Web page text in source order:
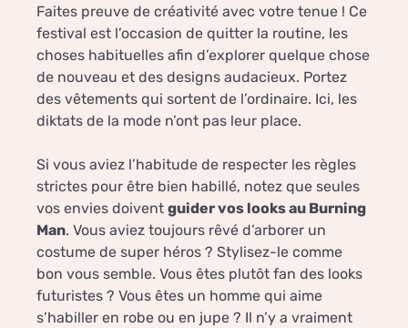
Faites preuve de créativité avec votre tenue ! Ce
festival est l’occasion de quitter la routine, les
choses habituelles afin d’explorer quelque chose
de nouveau et des designs audacieux. Portez
des vêtements qui sortent de l’ordinaire. Ici, les
diktats de la mode n’ont pas leur place.
Si vous aviez l’habitude de respecter les règles
strictes pour être bien habillé, notez que seules
vos envies doivent guider vos looks au Burning
Man. Vous aviez toujours rêvé d’arborer un
costume de super héros ? Stylisez-le comme
bon vous semble. Vous êtes plutôt fan des looks
futuristes ? Vous êtes un homme qui aime
s’habiller en robe ou en jupe ? Il n’y a vraiment